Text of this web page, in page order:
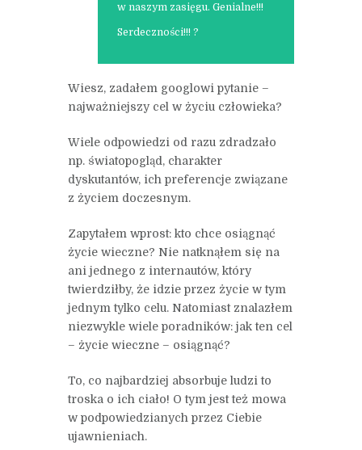
w naszym zasięgu. Genialne!!!
Serdeczności!!! ?
Wiesz, zadałem googlowi pytanie –
najważniejszy cel w życiu człowieka?
Wiele odpowiedzi od razu zdradzało
np. światopogląd, charakter
dyskutantów, ich preferencje związane
z życiem doczesnym.
Zapytałem wprost: kto chce osiągnąć
życie wieczne? Nie natknąłem się na
ani jednego z internautów, który
twierdziłby, że idzie przez życie w tym
jednym tylko celu. Natomiast znalazłem
niezwykle wiele poradników: jak ten cel
– życie wieczne – osiągnąć?
To, co najbardziej absorbuje ludzi to
troska o ich ciało! O tym jest też mowa
w podpowiedzianych przez Ciebie
ujawnieniach.